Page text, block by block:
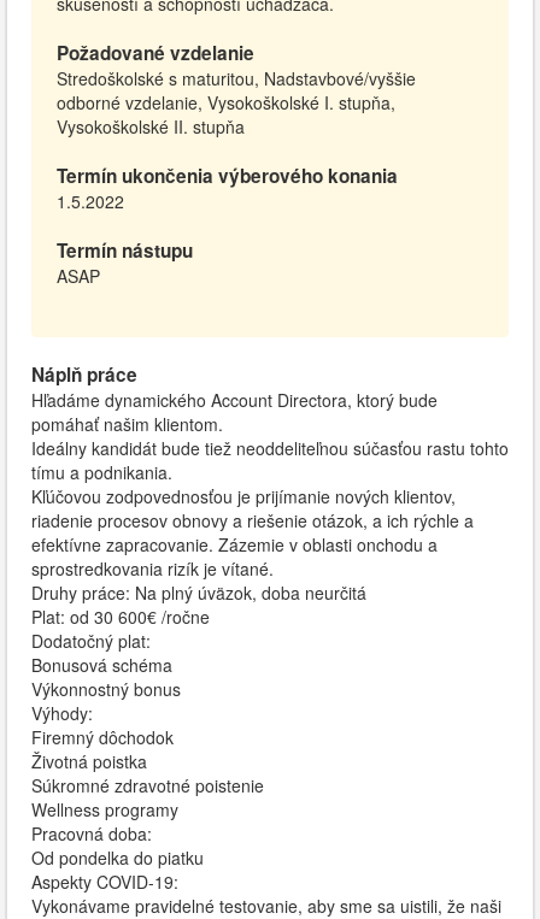
Požadované vzdelanie
Stredoškolské s maturitou, Nadstavbové/vyššie
odborné vzdelanie, Vysokoškolské I. stupňa,
Vysokoškolské II. stupňa
Termín ukončenia výberového konania
1.5.2022
Termín nástupu
ASAP
Náplň práce
Hľadáme dynamického Account Directora, ktorý bude
pomáhať našim klientom.
Ideálny kandidát bude tiež neoddeliteľnou súčasťou rastu tohto
tímu a podnikania.
Kľúčovou zodpovednosťou je prijímanie nových klientov,
riadenie procesov obnovy a riešenie otázok, a ich rýchle a
efektívne zapracovanie. Zázemie v oblasti onchodu a
sprostredkovania rizík je vítané.
Druhy práce: Na plný úväzok, doba neurčitá
Plat: od 30 600€ /ročne
Dodatočný plat:
Bonusová schéma
Výkonnostný bonus
Výhody:
Firemný dôchodok
Životná poistka
Súkromné ​​zdravotné poistenie
Wellness programy
Pracovná doba:
Od pondelka do piatku
Aspekty COVID-19:
Vykonávame pravidelné testovanie, aby sme sa uistili, že naši